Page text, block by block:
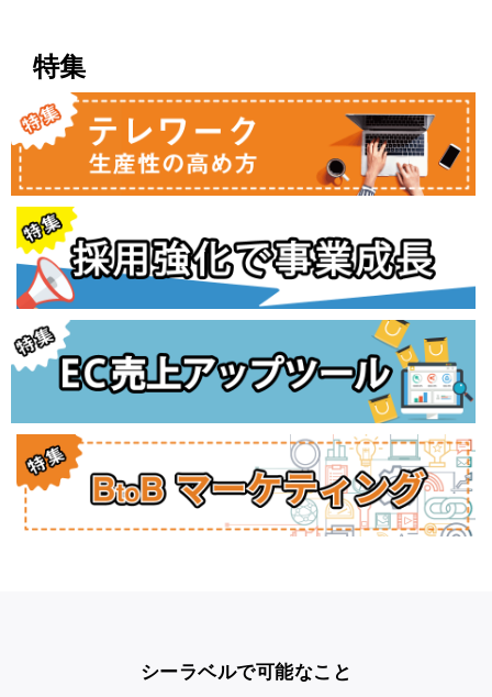
特集
シーラベルで可能なこと